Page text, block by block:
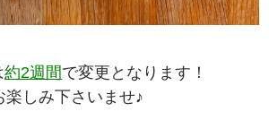
約2週間で変更となります！
しみ下さいませ♪